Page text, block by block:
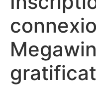
Megawin